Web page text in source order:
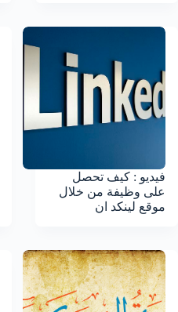
فيديو : كيف تحصل
على وظيفة من خلال
موقع لينكد ان